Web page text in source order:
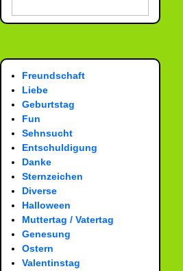
Freundschaft
Liebe
Geburtstag
Fun
Sehnsucht
Entschuldigung
Danke
Sternzeichen
Diverse
Halloween
Muttertag / Vatertag
Genesung
Ostern
Valentinstag